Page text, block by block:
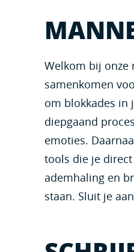
Welkom bij onze
samenkomen
om blokkades in
diepgaand
emoties.
tools die je
ademhaling en
staan. Sluit je